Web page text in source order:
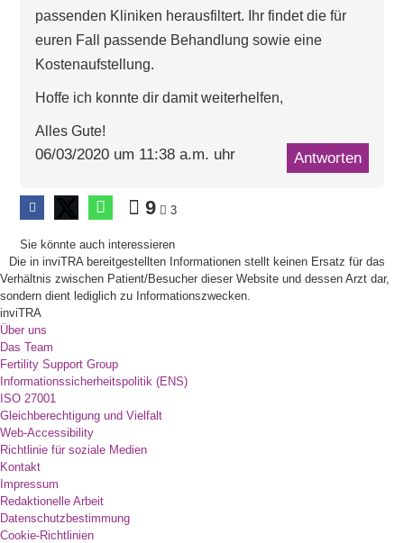
passenden Kliniken herausfiltert. Ihr findet die für
euren Fall passende Behandlung sowie eine
Kostenaufstellung.
Hoffe ich konnte dir damit weiterhelfen,
Alles Gute!
06/03/2020 um 11:38 a.m. uhr Antworten
9 3
Sie könnte auch interessieren
Die in inviTRA bereitgestellten Informationen stellt keinen Ersatz für das
Verhältnis zwischen Patient/Besucher dieser Website und dessen Arzt dar,
sondern dient lediglich zu Informationszwecken.
inviTRA
Über uns
Das Team
Fertility Support Group
Informationssicherheitspolitik (ENS)
ISO 27001
Gleichberechtigung und Vielfalt
Web-Accessibility
Richtlinie für soziale Medien
Kontakt
Impressum
Redaktionelle Arbeit
Datenschutzbestimmung
Cookie-Richtlinien